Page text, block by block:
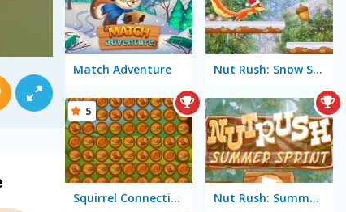
Match Adventure Nut Rush: Snow Scramble
Squirrel Connection
5
Nut Rush: Summer Sprint